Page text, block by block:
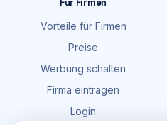
Für Firmen
Vorteile für Firmen
Preise
Werbung schalten
Firma eintragen
Login